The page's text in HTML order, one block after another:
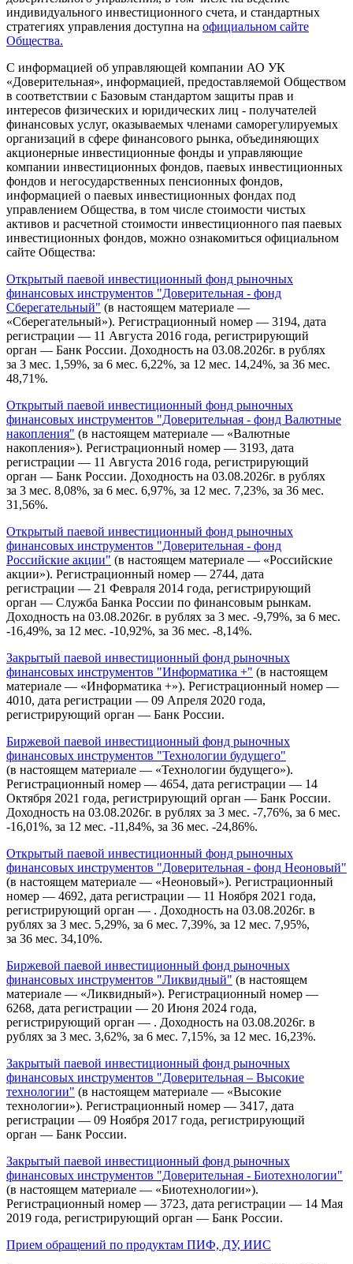
индивидуального инвестиционного счета, и стандартных
стратегиях управления доступна на официальном сайте
Общества.
С информацией об управляющей компании АО УК
«Доверительная», информацией, предоставляемой Обществом
в соответствии с Базовым стандартом защиты прав и
интересов физических и юридических лиц - получателей
финансовых услуг, оказываемых членами саморегулируемых
организаций в сфере финансового рынка, объединяющих
акционерные инвестиционные фонды и управляющие
компании инвестиционных фондов, паевых инвестиционных
фондов и негосударственных пенсионных фондов,
информацией о паевых инвестиционных фондах под
управлением Общества, в том числе стоимости чистых
активов и расчетной стоимости инвестиционного пая паевых
инвестиционных фондов, можно ознакомиться официальном
сайте Общества:
Открытый паевой инвестиционный фонд рыночных
финансовых инструментов "Доверительная - фонд
Сберегательный" (в настоящем материале —
«Сберегательный»). Регистрационный номер — 3194, дата
регистрации — 11 Августа 2016 года, регистрирующий
орган — Банк России. Доходность на 03.08.2026г. в рублях
за 3 мес. 1,59%, за 6 мес. 6,22%, за 12 мес. 14,24%, за 36 мес.
48,71%.
Открытый паевой инвестиционный фонд рыночных
финансовых инструментов "Доверительная - фонд Валютные
накопления" (в настоящем материале — «Валютные
накопления»). Регистрационный номер — 3193, дата
регистрации — 11 Августа 2016 года, регистрирующий
орган — Банк России. Доходность на 03.08.2026г. в рублях
за 3 мес. 8,08%, за 6 мес. 6,97%, за 12 мес. 7,23%, за 36 мес.
31,56%.
Открытый паевой инвестиционный фонд рыночных
финансовых инструментов "Доверительная - фонд
Российские акции" (в настоящем материале — «Российские
акции»). Регистрационный номер — 2744, дата
регистрации — 21 Февраля 2014 года, регистрирующий
орган — Служба Банка России по финансовым рынкам.
Доходность на 03.08.2026г. в рублях за 3 мес. -9,79%, за 6 мес.
-16,49%, за 12 мес. -10,92%, за 36 мес. -8,14%.
Закрытый паевой инвестиционный фонд рыночных
финансовых инструментов "Информатика +" (в настоящем
материале — «Информатика +»). Регистрационный номер —
4010, дата регистрации — 09 Апреля 2020 года,
регистрирующий орган — Банк России.
Биржевой паевой инвестиционный фонд рыночных
финансовых инструментов "Технологии будущего"
(в настоящем материале — «Технологии будущего»).
Регистрационный номер — 4654, дата регистрации — 14
Октября 2021 года, регистрирующий орган — Банк России.
Доходность на 03.08.2026г. в рублях за 3 мес. -7,76%, за 6 мес.
-16,01%, за 12 мес. -11,84%, за 36 мес. -24,86%.
Открытый паевой инвестиционный фонд рыночных
финансовых инструментов "Доверительная - фонд Неоновый"
(в настоящем материале — «Неоновый»). Регистрационный
номер — 4692, дата регистрации — 11 Ноября 2021 года,
регистрирующий орган — . Доходность на 03.08.2026г. в
рублях за 3 мес. 5,29%, за 6 мес. 7,39%, за 12 мес. 7,95%,
за 36 мес. 34,10%.
Биржевой паевой инвестиционный фонд рыночных
финансовых инструментов "Ликвидный" (в настоящем
материале — «Ликвидный»). Регистрационный номер —
6268, дата регистрации — 20 Июня 2024 года,
регистрирующий орган — . Доходность на 03.08.2026г. в
рублях за 3 мес. 3,62%, за 6 мес. 7,15%, за 12 мес. 16,23%.
Закрытый паевой инвестиционный фонд рыночных
финансовых инструментов "Доверительная – Высокие
технологии" (в настоящем материале — «Высокие
технологии»). Регистрационный номер — 3417, дата
регистрации — 09 Ноября 2017 года, регистрирующий
орган — Банк России.
Закрытый паевой инвестиционный фонд рыночных
финансовых инструментов "Доверительная - Биотехнологии"
(в настоящем материале — «Биотехнологии»).
Регистрационный номер — 3723, дата регистрации — 14 Мая
2019 года, регистрирующий орган — Банк России.
Прием обращений по продуктам ПИФ, ДУ, ИИС